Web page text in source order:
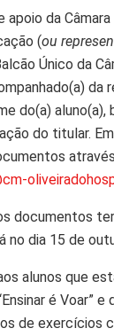
da Câmara
(ou
Único da
da
do(a) aluno(a),
do titular.
documentos
no dia 15 de
alunos que
é Voar”
de exercícios